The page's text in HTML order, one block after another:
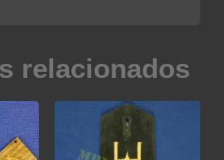
relacionados